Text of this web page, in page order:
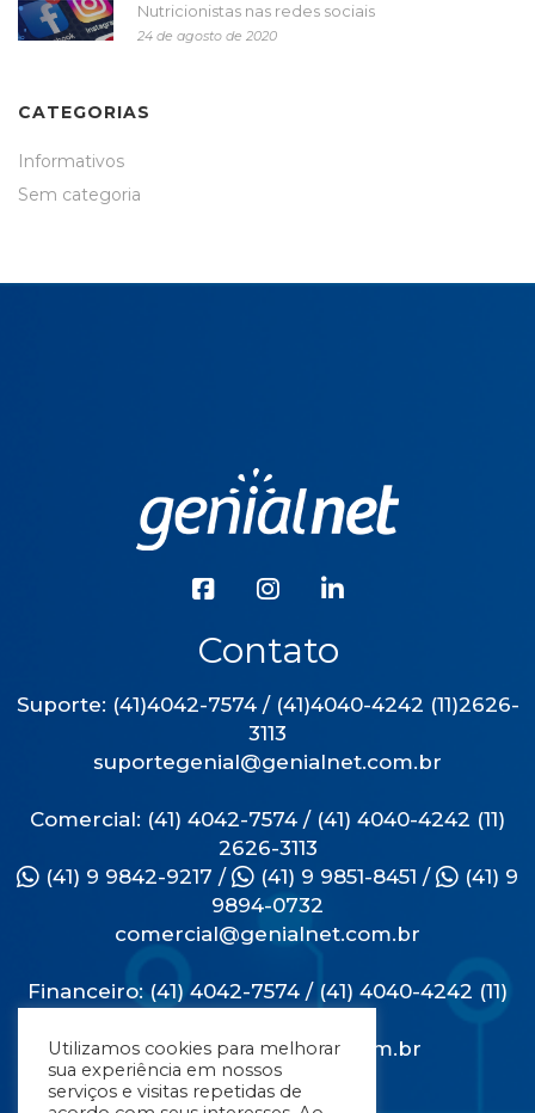
Nutricionistas nas redes sociais
24 de agosto de 2020
CATEGORIAS
Informativos
Sem categoria
Contato
Suporte: (41)4042-7574 / (41)4040-4242 (11)2626-
3113
suportegenial@genialnet.com.br
Comercial: (41) 4042-7574 / (41) 4040-4242 (11)
2626-3113
(41) 9 9842-9217 / (41) 9 9851-8451 /
(41) 9
9894-0732
comercial@genialnet.com.br
Financeiro: (41) 4042-7574 / (41) 4040-4242 (11)
financeiro@genialnet.com.br
Utilizamos cookies para melhorar
sua experiência em nossos
serviços e visitas repetidas de